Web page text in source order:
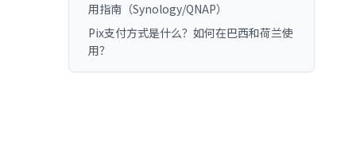
用指南（Synology/QNAP）
Pix支付方式是什么？如何在巴西和荷兰使
用？